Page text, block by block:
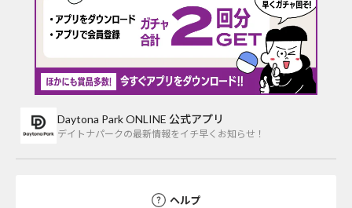
Daytona Park ONLINE 公式アプリ
デイトナパークの最新情報をイチ早くお知らせ！
ヘルプ